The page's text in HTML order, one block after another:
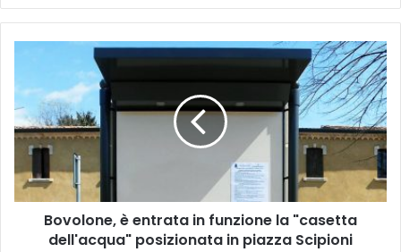
entrata
in
funzione
la
dell'acqua"
posizionata
Bovolone, è entrata in funzione la "casetta
dell'acqua" posizionata in piazza Scipioni